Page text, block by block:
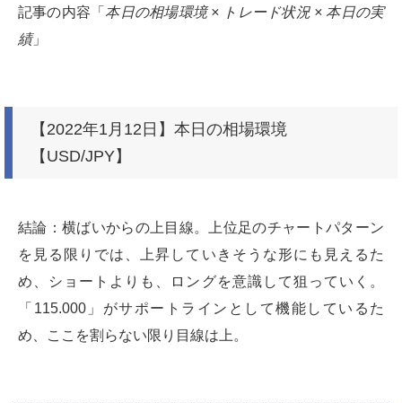
記事の内容「 本日の相場環境 × トレード状況 × 本日の実
績」
【2022年1月12日】本日の相場環境
【USD/JPY】
結論：横ばいからの上目線。上位足のチャートパターン
を見る限りでは、上昇していきそうな形にも見えるた
め、ショートよりも、ロングを意識して狙っていく。
「115.000」がサポートラインとして機能しているた
め、ここを割らない限り目線は上。